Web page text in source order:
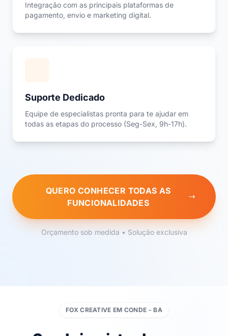
Integração com as principais plataformas de
pagamento, envio e marketing digital.
Suporte Dedicado
Equipe de especialistas pronta para te ajudar em
todas as etapas do processo (Seg-Sex, 9h-17h).
QUERO CONHECER TODAS AS
FUNCIONALIDADES
Orçamento sob medida • Solução exclusiva
FOX CREATIVE EM CONDE - BA